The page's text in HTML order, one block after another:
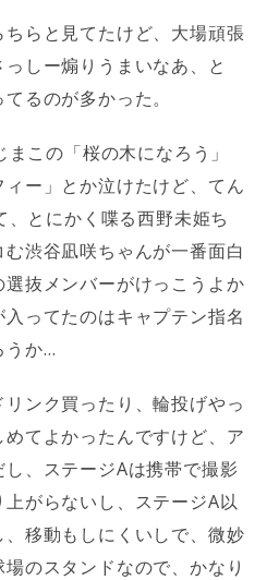
らと見てたけど、大場頑張
しー煽りうまいなあ、と
るのが多かった。
この「桜の木になろう」
ー」とか泣けたけど、てん
、とにかく喋る西野未姫ち
渋谷凪咲ちゃんが一番面白
抜メンバーがけっこうよか
ってたのはキャプテン指名
うか…
ンク買ったり、輪投げやっ
てよかったんですけど、ア
、ステージAは携帯で撮影
がらないし、ステージA以
移動もしにくいしで、微妙
のスタンドなので、かなり